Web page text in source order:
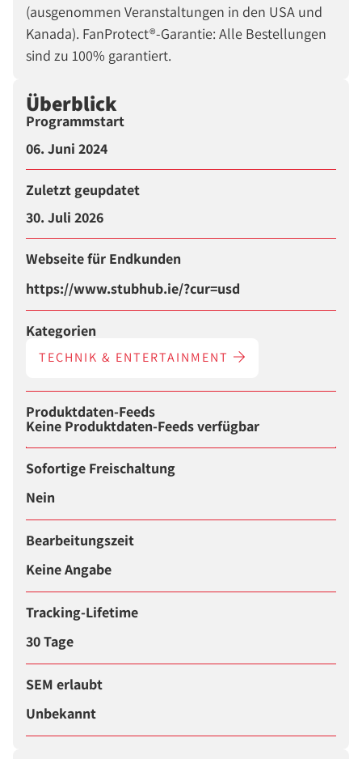
(ausgenommen Veranstaltungen in den USA und
Kanada). FanProtect®-Garantie: Alle Bestellungen
sind zu 100% garantiert.
Überblick
Programmstart
06. Juni 2024
Zuletzt geupdatet
30. Juli 2026
Webseite für Endkunden
https://www.stubhub.ie/?cur=usd
Kategorien
TECHNIK & ENTERTAINMENT
Produktdaten-Feeds
Keine Produktdaten-Feeds verfügbar
Sofortige Freischaltung
Nein
Bearbeitungszeit
Keine Angabe
Tracking-Lifetime
30 Tage
SEM erlaubt
Unbekannt